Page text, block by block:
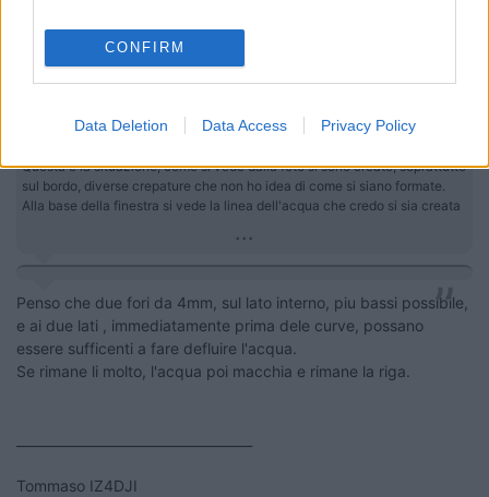
CONFIRM
Data Deletion Data Access Privacy Policy
IZ4DJI
58914
Inserito il16/06/2017 alle:22:21:21
In risposta al messaggio di icaro2002del15/06/2017alle22:52:52
Questa è la situazione, come si vede dalla foto si sono create, soprattutto
sul bordo, diverse crepature che non ho idea di come si siano formate.
Alla base della finestra si vede la linea dell'acqua che credo si sia creata
...
Penso che due fori da 4mm, sul lato interno, piu bassi possibile,
e ai due lati , immediatamente prima dele curve, possano
essere sufficenti a fare defluire l'acqua.
Se rimane li molto, l'acqua poi macchia e rimane la riga.
Tommaso IZ4DJI